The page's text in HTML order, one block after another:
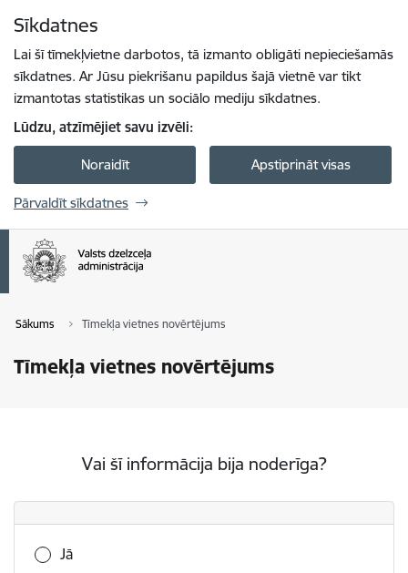
Sīkdatnes
Lai šī tīmekļvietne darbotos, tā izmanto obligāti nepieciešamās
sīkdatnes. Ar Jūsu piekrišanu papildus šajā vietnē var tikt
izmantotas statistikas un sociālo mediju sīkdatnes.
Lūdzu, atzīmējiet savu izvēli:
Noraidīt Apstiprināt visas
Pārvaldīt sīkdatnes
Sākums Tīmekļa vietnes novērtējums
Tīmekļa vietnes novērtējums
Vai šī informācija bija noderīga?
Vai šī informācija bija noderīga?
Jā